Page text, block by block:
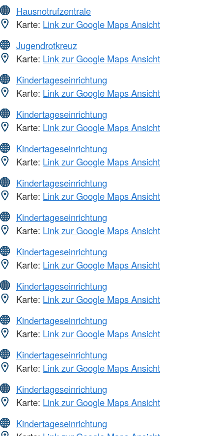
Hausnotrufzentrale
Karte: Link zur Google Maps Ansicht
Jugendrotkreuz
Karte: Link zur Google Maps Ansicht
Kindertageseinrichtung
Karte: Link zur Google Maps Ansicht
Kindertageseinrichtung
Karte: Link zur Google Maps Ansicht
Kindertageseinrichtung
Karte: Link zur Google Maps Ansicht
Kindertageseinrichtung
Karte: Link zur Google Maps Ansicht
Kindertageseinrichtung
Karte: Link zur Google Maps Ansicht
Kindertageseinrichtung
Karte: Link zur Google Maps Ansicht
Kindertageseinrichtung
Karte: Link zur Google Maps Ansicht
Kindertageseinrichtung
Karte: Link zur Google Maps Ansicht
Kindertageseinrichtung
Karte: Link zur Google Maps Ansicht
Kindertageseinrichtung
Karte: Link zur Google Maps Ansicht
Kindertageseinrichtung